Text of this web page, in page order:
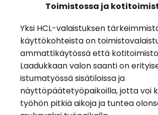
Toimistossa ja
Yksi HCL-valaistuksen
käyttökohteista on
ammattikäytössä että
Laadukkaan valon saanti on
istumatyössä sisätiloissa ja
näyttöpäätetyöpaikoilla, jotta voi
työhön pitkiä aikoja ja tuntea